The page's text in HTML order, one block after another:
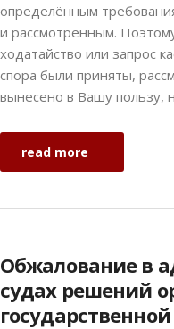
определённым
и рассмотренным.
ходатайство или запрос
спора были приняты,
вынесено в Вашу пользу,
read more
Обжалование в
судах решений